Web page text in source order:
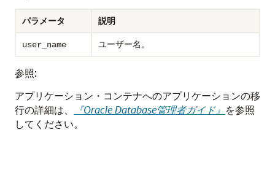
パラメータ 説明
user_name ユーザー名。
参照:
アプリケーション・コンテナへのアプリケーションの移
行の詳細は、
『Oracle Database管理者ガイド』 を参照
してください。